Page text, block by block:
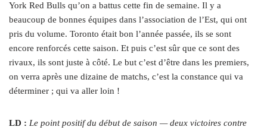
York Red Bulls qu’on a battus cette fin de semaine. Il y a
beaucoup de bonnes équipes dans l’association de l’Est, qui ont
pris du volume. Toronto était bon l’année passée, ils se sont
encore renforcés cette saison. Et puis c’est sûr que ce sont des
rivaux, ils sont juste à côté. Le but c’est d’être dans les premiers,
on verra après une dizaine de matchs, c’est la constance qui va
déterminer ; qui va aller loin !
LD : Le point positif du début de saison — deux victoires contre